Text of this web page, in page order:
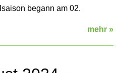
begann am 02.
mehr »